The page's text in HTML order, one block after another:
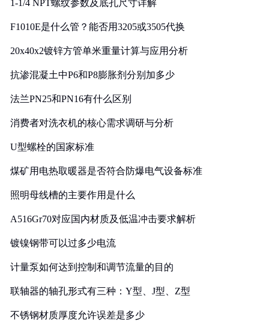
1-1/4 NPT螺纹参数及底孔尺寸详解
F1010E是什么管？能否用3205或3505代换
20x40x2镀锌方管单米重量计算与应用分析
抗渗混凝土中P6和P8膨胀剂分别加多少
法兰PN25和PN16有什么区别
消费者对洗衣机的核心需求调研与分析
U型螺栓的国家标准
煤矿用电热取暖器是否符合防爆电气设备标准
照明母线槽的主要作用是什么
A516Gr70对应国内材质及低温冲击要求解析
镀镍钢带可以过多少电流
计量泵如何达到控制和调节流量的目的
联轴器的轴孔形式有三种：Y型、J型、Z型
不锈钢材质厚度允许误差是多少